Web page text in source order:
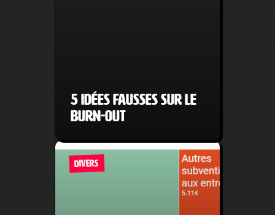
5 idées fausses sur le
burn-out
DIVERS